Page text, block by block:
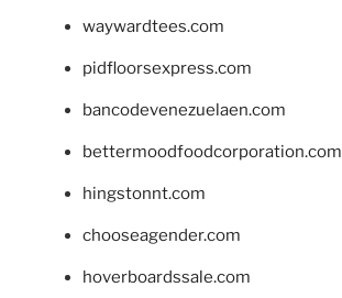
waywardtees.com
pidfloorsexpress.com
bancodevenezuelaen.com
bettermoodfoodcorporation.com
hingstonnt.com
chooseagender.com
hoverboardssale.com